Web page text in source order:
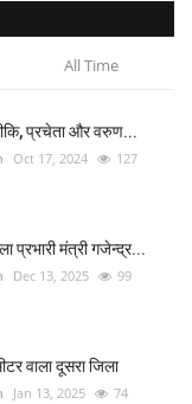
All Time
प्रचेता और वरुण...
Oct 17, 2024 127
प्रभारी मंत्री गजेन्द्र...
Dec 13, 2025 99
वाला दूसरा जिला
Jan 13, 2025 74